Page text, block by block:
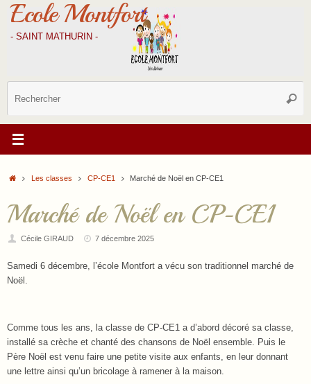
Passer
contenu
Ecole Montfort
- SAINT MATHURIN -
AccueilLes classes CP-CE1 Marché de Noël en CP-CE1
Marché de Noël en CP-CE1
Cécile GIRAUD 7 décembre 2025
Samedi 6 décembre, l’école Montfort a vécu son traditionnel marché de
Noël.
Comme tous les ans, la classe de CP-CE1 a d’abord décoré sa classe,
installé sa crèche et chanté des chansons de Noël ensemble. Puis le
Père Noël est venu faire une petite visite aux enfants, en leur donnant
une lettre ainsi qu’un bricolage à ramener à la maison.